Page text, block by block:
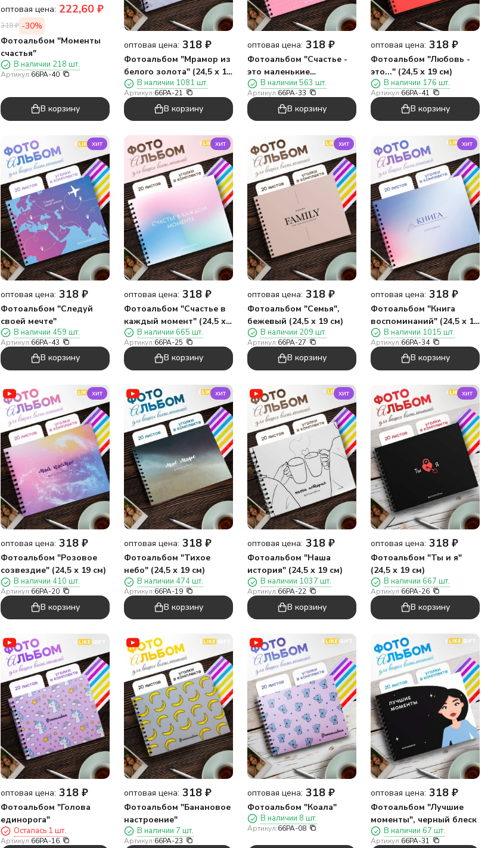
оптовая цена: 222,60 ₽
318₽ -30%
Фотоальбом "Моменты
счастья"
В наличии 218 шт.
Артикул:66PA-40
В корзину
оптовая цена: 318 ₽
Фотоальбом "Мрамор из
белого золота" (24,5 х 19
см) В наличии 1081 шт.
Артикул:66PA-21
В корзину
оптовая цена: 318 ₽
Фотоальбом "Счастье -
это маленькие
мгновения большой
жизни" (24,5 х 19 см)
В наличии 563 шт.
Артикул:66PA-33
В корзину
оптовая цена: 318 ₽
Фотоальбом "Любовь -
это..." (24,5 х 19 см)
В наличии 176 шт.
Артикул:66PA-41
В корзину
хит
оптовая цена: 318 ₽
Фотоальбом "Следуй
своей мечте"
В наличии 459 шт.
Артикул:66PA-43
В корзину
хит
оптовая цена: 318 ₽
Фотоальбом "Счастье в
каждый момент" (24,5 х
19 см)В наличии 665 шт.
Артикул:66PA-25
В корзину
хит
оптовая цена: 318 ₽
Фотоальбом "Семья",
бежевый (24,5 х 19 см)
В наличии 209 шт.
Артикул:66PA-27
В корзину
хит
оптовая цена: 318 ₽
Фотоальбом "Книга
воспоминаний" (24,5 х 19
см) В наличии 1015 шт.
Артикул:66PA-34
В корзину
хит
оптовая цена: 318 ₽
Фотоальбом "Розовое
созвездие" (24,5 х 19 см)
В наличии 410 шт.
Артикул:66PA-20
В корзину
хит
оптовая цена: 318 ₽
Фотоальбом "Тихое
небо" (24,5 х 19 см)
В наличии 474 шт.
Артикул:66PA-19
В корзину
хит
оптовая цена: 318 ₽
Фотоальбом "Наша
история" (24,5 х 19 см)
В наличии 1037 шт.
Артикул:66PA-22
В корзину
хит
оптовая цена: 318 ₽
Фотоальбом "Ты и я"
(24,5 х 19 см)
В наличии 667 шт.
Артикул:66PA-26
В корзину
оптовая цена: 318 ₽
Фотоальбом "Голова
единорога"
Осталась 1 шт.
Артикул:66PA-16
оптовая цена: 318 ₽
Фотоальбом "Банановое
настроение"
В наличии 7 шт.
Артикул:66PA-23
оптовая цена: 318 ₽
Фотоальбом "Коала"
В наличии 8 шт.
Артикул:66PA-08
оптовая цена: 318 ₽
Фотоальбом "Лучшие
моменты", черный блеск
В наличии 67 шт.
Артикул:66PA-31